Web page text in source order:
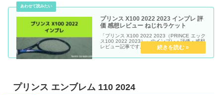
プリンス X100 2022 2023 インプレ 評
価 感想レビュー ねじれラケット
「プリンス X100 2022 2023（PRINCE エック
ス100 2022 2023）」のインプレ・評価・感想
レビュー記事です。
プリンス エンブレム 110 2024